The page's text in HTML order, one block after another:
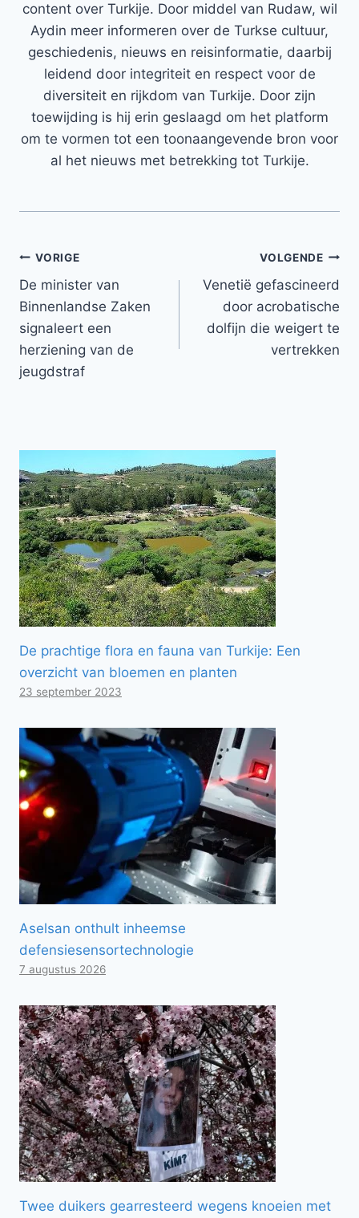
content over Turkije. Door middel van Rudaw, wil
Aydin meer informeren over de Turkse cultuur,
geschiedenis, nieuws en reisinformatie, daarbij
leidend door integriteit en respect voor de
diversiteit en rijkdom van Turkije. Door zijn
toewijding is hij erin geslaagd om het platform
om te vormen tot een toonaangevende bron voor
al het nieuws met betrekking tot Turkije.
Bericht
navigatie
VORIGE
De minister van
Binnenlandse Zaken
signaleert een
herziening van de
jeugdstraf
VOLGENDE
Venetië gefascineerd
door acrobatische
dolfijn die weigert te
vertrekken
De prachtige flora en fauna van Turkije: Een
overzicht van bloemen en planten
23 september 2023
Aselsan onthult inheemse
defensiesensortechnologie
7 augustus 2026
Twee duikers gearresteerd wegens knoeien met